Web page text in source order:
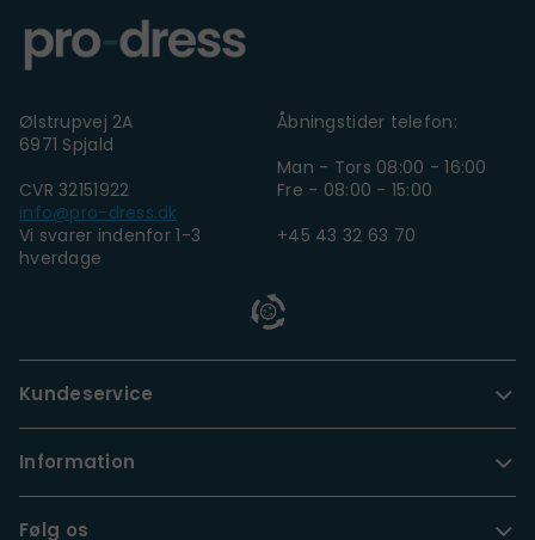
Ølstrupvej 2A
6971 Spjald
CVR 32151922
info@pro-dress.dk
Vi svarer indenfor 1-3
hverdage
Åbningstider telefon:
Man - Tors 08:00 - 16:00
Fre - 08:00 - 15:00
+45 43 32 63 70
Kundeservice
Information
Følg os